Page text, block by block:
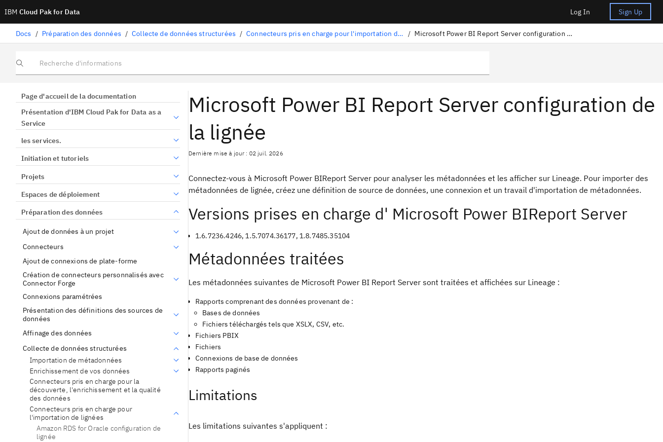
IBM Cloud Pak for Data Log In Sign Up
Docs / Préparation des données / Collecte de données structurées / Connecteurs pris en charge pour l'importation de lignées / Microsoft Power BI Report Server configuration de la lignée
Recherche d'informations
Page d'accueil de la documentation
Présentation d'IBM Cloud Pak for Data as a
Service
les services.
Initiation et tutoriels
Projets
Espaces de déploiement
Préparation des données
Ajout de données à un projet
Connecteurs
Ajout de connexions de plate-forme
Création de connecteurs personnalisés avec
Connector Forge
Connexions paramétrées
Présentation des définitions des sources de
données
Affinage des données
Collecte de données structurées
Importation de métadonnées
Enrichissement de vos données
Connecteurs pris en charge pour la
découverte, l'enrichissement et la qualité
des données
Connecteurs pris en charge pour
l'importation de lignées
Amazon RDS for Oracle configuration de
lignée
Microsoft Power BI Report Server configuration de
la lignée
Dernière mise à jour : 02 juil. 2026
Connectez-vous à Microsoft Power BIReport Server pour analyser les métadonnées et les afficher sur Lineage. Pour importer des
métadonnées de lignée, créez une définition de source de données, une connexion et un travail d'importation de métadonnées.
Versions prises en charge d' Microsoft Power BIReport Server
1.6.7236.4246, 1.5.7074.36177, 1.8.7485.35104
Métadonnées traitées
Les métadonnées suivantes de Microsoft Power BI Report Server sont traitées et affichées sur Lineage :
Rapports comprenant des données provenant de :
Bases de données
Fichiers téléchargés tels que XSLX, CSV, etc.
Fichiers PBIX
Fichiers
Connexions de base de données
Rapports paginés
Limitations
Les limitations suivantes s'appliquent :